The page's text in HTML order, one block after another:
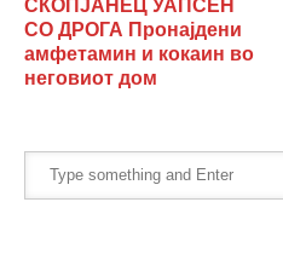
СКОПЈАНЕЦ УАПСЕН
СО ДРОГА Пронајдени
амфетамин и кокаин во
неговиот дом